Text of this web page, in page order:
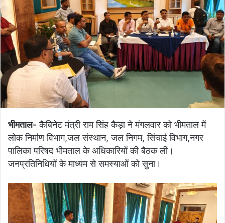
भीमताल-कैबिनेट मंत्री राम सिंह कैड़ा ने मंगलवार को भीमताल में
लोक निर्माण विभाग,जल संस्थान, जल निगम, सिंचाई विभाग,नगर
पालिका परिषद भीमताल के अधिकारियों की बैठक ली।
जनप्रतिनिधियों के माध्यम से समस्याओं को सुना।